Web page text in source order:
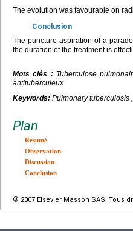
The evolution was favourable on
Conclusion
The puncture-aspiration of a
the duration of the treatment is
Mots clés : Tuberculose
antituberculeux
Keywords: Pulmonary tuberculosis
Plan
Résumé
Observation
Discussion
Conclusion
© 2007 Elsevier Masson SAS. Tous